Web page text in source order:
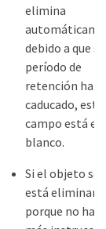
elimina
debido a que su
período de
retención ha
caducado, este
campo está en
blanco.
Si el objeto se
está
porque no hay